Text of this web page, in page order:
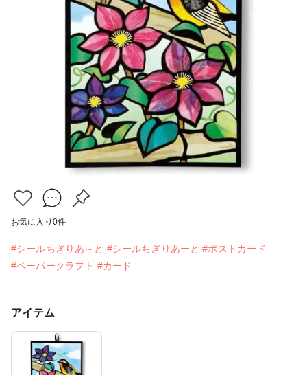
お気に入り 0件
#シールちぎりあ～と #シールちぎりあーと #ポストカード
#ペーパークラフト #カード
アイテム